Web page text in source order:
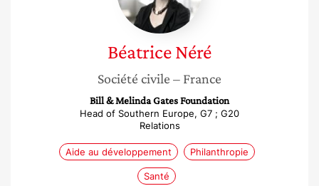
BéatriceNéré
Société civile – France
Bill & Melinda Gates Foundation
Head of Southern Europe, G7 ; G20
Relations
Aide au développement Philanthropie
Santé